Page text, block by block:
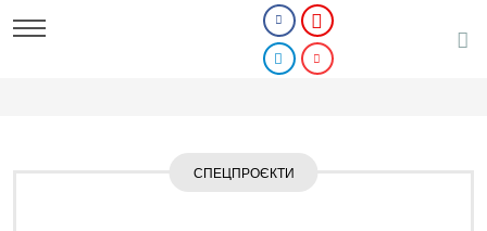
СПЕЦПРОЄКТИ